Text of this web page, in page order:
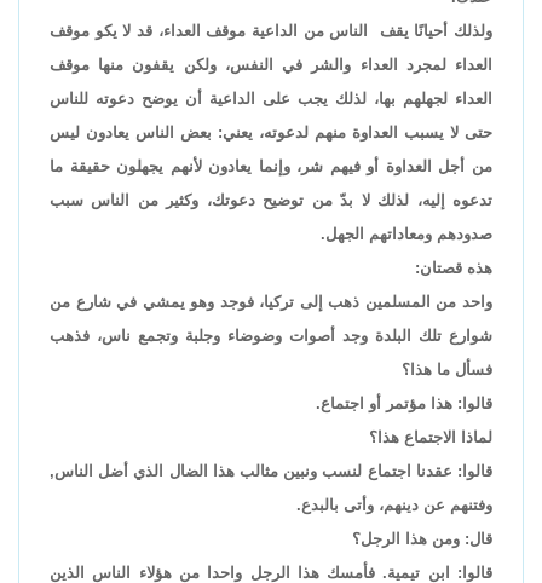
ولذلك أحيانًا يقف الناس من الداعية موقف العداء، قد لا يكو موقف
العداء لمجرد العداء والشر في النفس، ولكن يقفون منها موقف
العداء لجهلهم بها، لذلك يجب على الداعية أن يوضح دعوته للناس
حتى لا يسبب العداوة منهم لدعوته، يعني: بعض الناس يعادون ليس
من أجل العداوة أو فيهم شر، وإنما يعادون لأنهم يجهلون حقيقة ما
تدعوه إليه، لذلك لا بدّ من توضيح دعوتك، وكثير من الناس سبب
صدودهم ومعاداتهم الجهل.
هذه قصتان:
واحد من المسلمين ذهب إلى تركيا، فوجد وهو يمشي في شارع من
شوارع تلك البلدة وجد أصوات وضوضاء وجلبة وتجمع ناس، فذهب
فسأل ما هذا؟
قالوا: هذا مؤتمر أو اجتماع.
لماذا الاجتماع هذا؟
قالوا: عقدنا اجتماع لنسب ونبين مثالب هذا الضال الذي أضل الناس,
وفتنهم عن دينهم، وأتى بالبدع.
قال: ومن هذا الرجل؟
قالوا: ابن تيمية. فأمسك هذا الرجل واحدا من هؤلاء الناس الذين